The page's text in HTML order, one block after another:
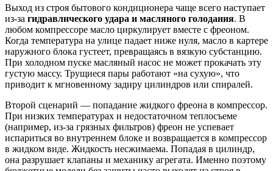
Выход из строя бытового кондиционера чаще всего наступает
из-за гидравлического удара и масляного голодания. В
любом компрессоре масло циркулирует вместе с фреоном.
Когда температура на улице падает ниже нуля, масло в картере
наружного блока густеет, превращаясь в вязкую субстанцию.
При холодном пуске масляный насос не может прокачать эту
густую массу. Трущиеся пары работают «на сухую», что
приводит к мгновенному задиру цилиндров или спиралей.
Второй сценарий — попадание жидкого фреона в компрессор.
При низких температурах и недостаточном теплосъеме
(например, из-за грязных фильтров) фреон не успевает
испариться во внутреннем блоке и возвращается в компрессор
в жидком виде. Жидкость несжимаема. Попадая в цилиндр,
она разрушает клапаны и механику агрегата. Именно поэтому